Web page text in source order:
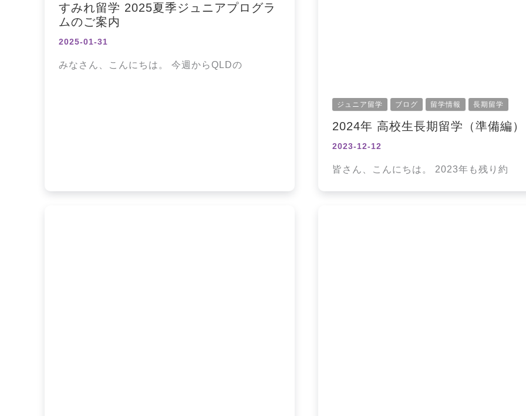
すみれ留学 2025夏季ジュニアプログラ
ムのご案内
2025-01-31
みなさん、こんにちは。 今週からQLDの
ジュニア留学 ブログ 留学情報 長期留学
2024年 高校生長期留学（準備編）
2023-12-12
皆さん、こんにちは。 2023年も残り約